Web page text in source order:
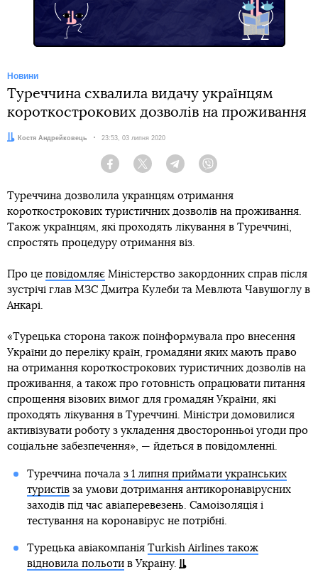
Новини
Туреччина схвалила видачу українцям
короткострокових дозволів на проживання
Автор:Костя Андрейковець Дата:
23:53, 03 липня 2020
Facebook Twitter Telegram
Туреччина дозволила українцям отримання
короткострокових туристичних дозволів на проживання.
Також українцям, які проходять лікування в Туреччині,
спростять процедуру отримання віз.
Про це повідомляє Міністерство закордонних справ після
зустрічі глав МЗС Дмитра Кулеби та Мевлюта Чавушоглу в
Анкарі.
«Турецька сторона також поінформувала про внесення
України до переліку країн, громадяни яких мають право
на отримання короткострокових туристичних дозволів на
проживання, а також про готовність опрацювати питання
спрощення візових вимог для громадян України, які
проходять лікування в Туреччині. Міністри домовилися
активізувати роботу з укладення двосторонньої угоди про
соціальне забезпечення», — йдеться в повідомленні.
Туреччина почала з 1 липня приймати українських
туристівза умови дотримання антикоронавірусних
заходів під час авіаперевезень. Самоізоляція і
тестування на коронавірус не потрібні.
Турецька авіакомпанія Turkish Airlines також
відновила польотив Україну.